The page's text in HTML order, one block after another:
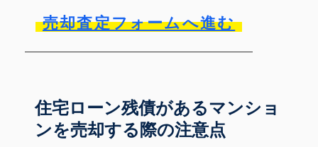
売却査定フォームへ進む
住宅ローン残債があるマンショ
ンを売却する際の注意点